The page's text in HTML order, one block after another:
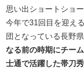
思い出ショートショ
今年で31回目を迎え
団となっている長野
なる前の時期にチー
士通で活躍した帯刀秀